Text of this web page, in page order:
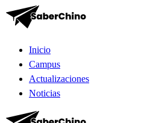
Inicio
Campus
Actualizaciones
Noticias